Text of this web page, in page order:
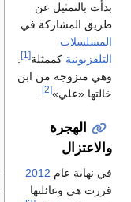
بدأت بالتمثيل عن
طريق المشاركة في
المسلسلات
التلفزيونية كممثلة[1]
.
وهي متزوجة من ابن
خالتها «علي»[2]
.
الهجرة
والاعتزال
في نهاية عام 2012
قررت هي وعائلتها